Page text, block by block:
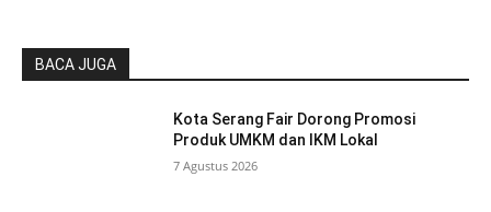
BACA JUGA
Kota Serang Fair Dorong Promosi
Produk UMKM dan IKM Lokal
7 Agustus 2026